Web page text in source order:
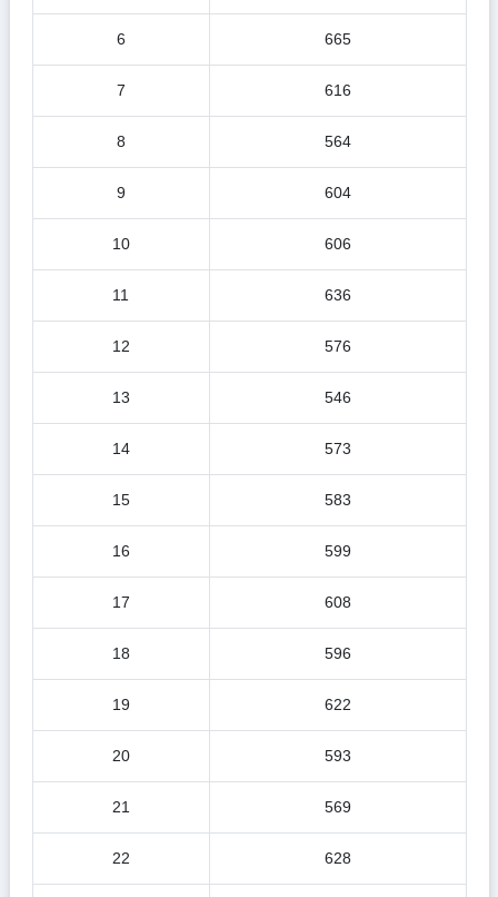
6 665
7 616
8 564
9 604
10 606
11 636
12 576
13 546
14 573
15 583
16 599
17 608
18 596
19 622
20 593
21 569
22 628